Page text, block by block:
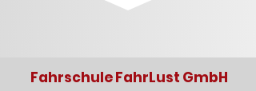
Fahrschule FahrLust GmbH